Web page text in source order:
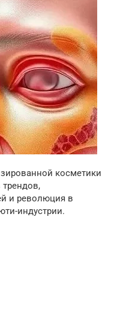
косметики
трендов,
и революция в
индустрии.